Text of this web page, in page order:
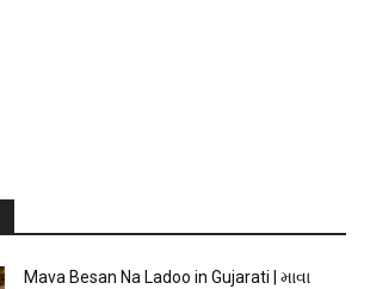
Mava Besan Na Ladoo in Gujarati | માવા